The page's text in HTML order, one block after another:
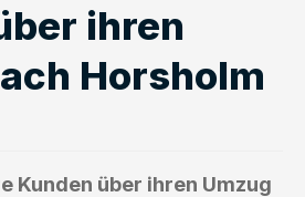
ihren
Horsholm
Kunden über ihren Umzug